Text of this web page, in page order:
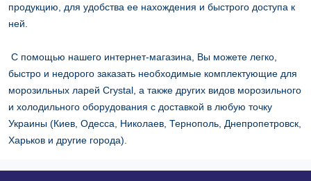
продукцию, для удобства ее нахождения и быстрого доступа к
ней.
С помощью нашего интернет-магазина, Вы можете легко,
быстро и недорого заказать необходимые комплектующие для
морозильных ларей Crystal, а также других видов морозильного
и холодильного оборудования с доставкой в ​​любую точку
Украины (Киев, Одесса, Николаев, Тернополь, Днепропетровск,
Харьков и другие города).